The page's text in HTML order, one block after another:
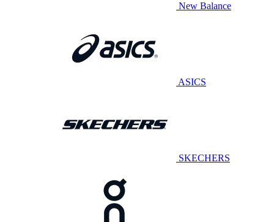
New Balance
ASICS
SKECHERS